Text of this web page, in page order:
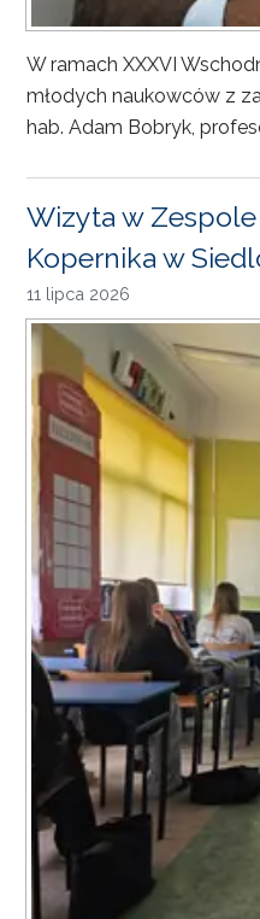
W ramach XXXVI
młodych naukowców z
hab. Adam Bobryk,
Wizyta w
Kopernika w
11 lipca 2026